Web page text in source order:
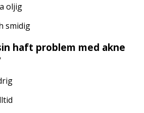
oljig
smidig
haft problem med akne